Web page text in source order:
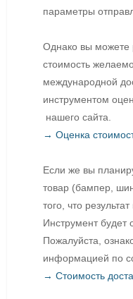
параметры
Однако вы можете
стоимость
международной
инструментом
нашего сайта.
→ Оценка
Если же вы
товар (бампер,
того, что
Инструмент будет
Пожалуйста,
информацией по
→ Стоимость